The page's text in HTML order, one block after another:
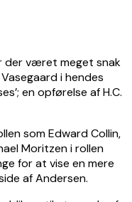
der været meget snak
i hendes
en opførelse af H.C.
som Edward Collin,
Moritzen i rollen
for at vise en mere
af Andersen.